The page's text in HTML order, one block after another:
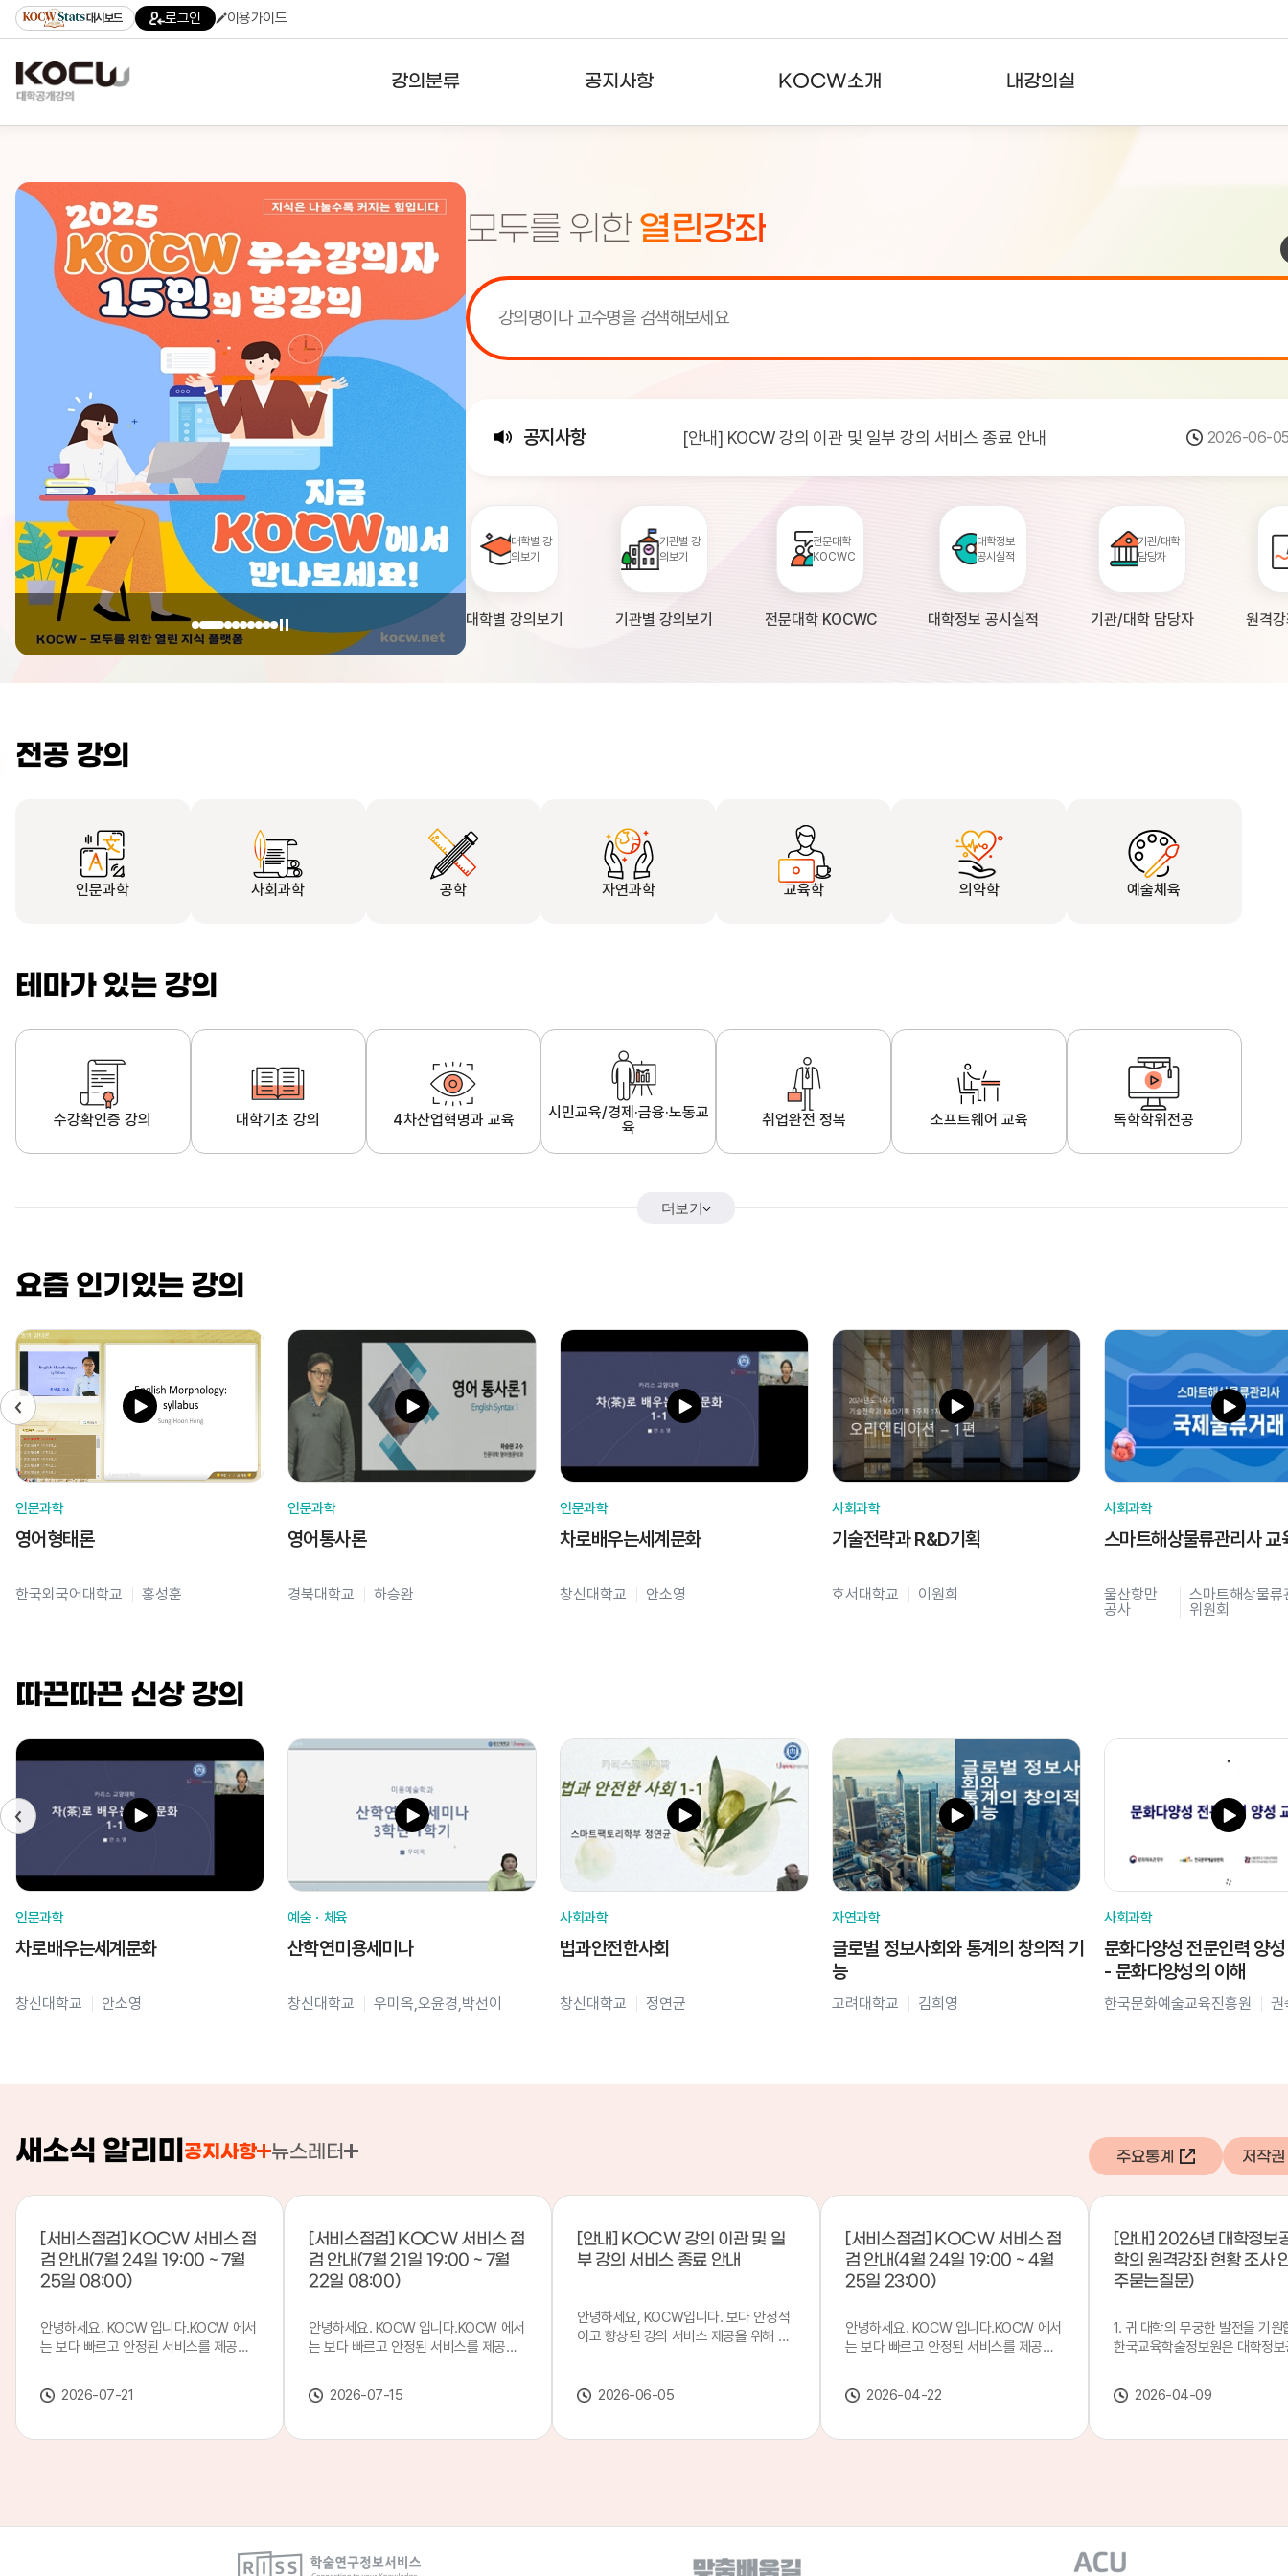
대시보드 로그인 이용가이드
강의분류
기관강의
테마강의
공지사항
주요통계현황
KOCW소개 내강의실
모두를 위한 열린강좌
공지사항
[서비스점검] KOCW 서비스 점검 안내(7월 24일 19:00 ~ 7월... 2026-07-
[안내] KOCW 강의 이관 및 일부 강의 서비스 종료 안내 2026-06-
[안내] 2026년 대학정보공시 대학의 원격강좌 현황 조사 안내(자주묻... 2026-04-
대학별 강
의보기
대학별 강의보기
기관별 강
의보기
기관별 강의보기
전문대학
KOCWC
전문대학 KOCWC
대학정보
공시실적
대학정보 공시실적
기관/대학
담당자
기관/대학 담당자 원격
전공 강의
인문과학 사회과학 공학 자연과학 교육학 의약학 예술체육
테마가 있는 강의
수강확인증 강의 대학기초 강의 4차산업혁명과 교육
시민교육/경제·금융·노동교
육
취업완전 정복 소프트웨어 교육 독학학위전공
더보기
요즘 인기있는 강의
인문과학
영어형태론
한국외국어대학교 홍성훈
인문과학
영어통사론
경북대학교 하승완
인문과학
차로배우는세계문화
창신대학교 안소영
사회과학
기술전략과 R&D기획
호서대학교 이원희
사회과학
스마트해상물류관리사 교
울산항만
공사
스마트해상물류
위원회
따끈따끈 신상 강의
인문과학
차로배우는세계문화
창신대학교 안소영
예술ㆍ체육
산학연미용세미나
창신대학교 우미옥,오윤경,박선이
사회과학
법과안전한사회
창신대학교 정연균
자연과학
글로벌 정보사회와 통계의 창의적 기
능
고려대학교 김희영
사회과학
문화다양성 전문인력 양
- 문화다양성의 이해
한국문화예술교육진흥원 권
새소식 알리미 공지사항 뉴스레터
[서비스점검] KOCW 서비스 점
검 안내(7월 24일 19:00 ~ 7월
25일 08:00)
안녕하세요. KOCW 입니다.KOCW 에서
는 보다 빠르고 안정된 서비스를 제공하
합니다.※ 서비스 점검 작업 일시 : 7월
24일(금) 19:00 ~ 7월 25일(토) 08:00
안 서비스가 일시 중지될 수 있으니, 이
2026-07-21
[서비스점검] KOCW 서비스 점
검 안내(7월 21일 19:00 ~ 7월
22일 08:00)
안녕하세요. KOCW 입니다.KOCW 에서
는 보다 빠르고 안정된 서비스를 제공하
합니다.※ 서비스 점검 작업 일시 : 7월 21
일(화) 19:00 ~ 7월 22일(수) 08:00이
서비스가일시 중지될 수 있으니, 이 점 양
2026-07-15
[안내] KOCW 강의 이관 및 일
부 강의 서비스 종료 안내
안녕하세요, KOCW입니다. 보다 안정적
이고 향상된 강의 서비스 제공을 위해 강
스가 종료될 예정이오니, 이용에 참고하
종료 강의 안내 이관 작업으로 인해 일부
었습니다. 서비스 종료 강의 목록은 아래
2026-06-05
[서비스점검] KOCW 서비스 점
검 안내(4월 24일 19:00 ~ 4월
25일 23:00)
안녕하세요. KOCW 입니다.KOCW 에서
는 보다 빠르고 안정된 서비스를 제공하
합니다.※ 서비스 점검 작업 일시 : 4월
24일(금) 19:00 ~ 4월 25일(토) 23:00
안 일시중지될 예정이오니, 이 점 양해하
2026-04-22
[안내] 2026년 대학정보
학의 원격강좌 현황 조사
주묻는질문)
1. 귀 대학의 무궁한 발전을 기원
한국교육학술정보원은 대학정
본 조사는 2025. 3. 1~2026. 2.
에 운영된 원격강좌(이러닝) 현
강좌(12-바)'에 데이터를 연계할
인시 캠퍼스인 경우 해당 캠퍼스
2026-04-09
주요통계 저작